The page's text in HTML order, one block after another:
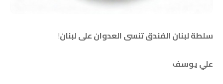
سلطة لبنان الفندق تنسى العدوان على لبنان!
علي يوسف